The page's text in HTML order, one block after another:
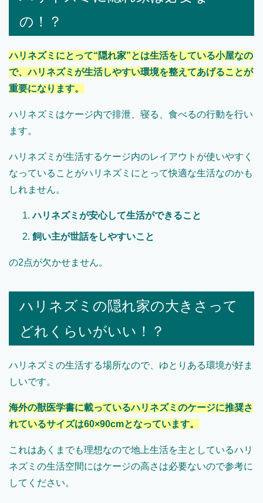
の！？
ハリネズミにとって“隠れ家”とは生活をしている小屋なの
で、ハリネズミが生活しやすい環境を整えてあげることが
重要になります。
ハリネズミはケージ内で排泄、寝る、食べるの行動を行い
ます。
ハリネズミが生活するケージ内のレイアウトが使いやすく
なっていることがハリネズミにとって快適な生活なのかも
しれません。
ハリネズミが安心して生活ができること
飼い主が世話をしやすいこと
の2点が欠かせません。
ハリネズミの隠れ家の大きさって
どれくらいがいい！？
ハリネズミの生活する場所なので、ゆとりある環境が好ま
しいです。
海外の獣医学書に載っているハリネズミのケージに推奨さ
れているサイズは60×90cmとなっています。
これはあくまでも理想なので地上生活を主としているハリ
ネズミの生活空間にはケージの高さは必要ないので参考に
してください。